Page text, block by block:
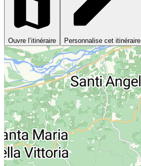
Ouvre l’itinéraire Personnalise cet itinéraire